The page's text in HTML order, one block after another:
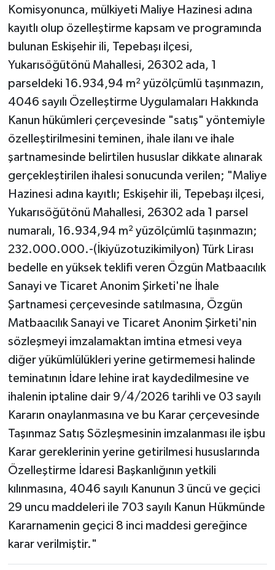
Komisyonunca, mülkiyeti Maliye Hazinesi adına
kayıtlı olup özelleştirme kapsam ve programında
bulunan Eskişehir ili, Tepebaşı ilçesi,
Yukarısöğütönü Mahallesi, 26302 ada, 1
parseldeki 16.934,94 m² yüzölçümlü taşınmazın,
4046 sayılı Özelleştirme Uygulamaları Hakkında
Kanun hükümleri çerçevesinde "satış" yöntemiyle
özelleştirilmesini teminen, ihale ilanı ve ihale
şartnamesinde belirtilen hususlar dikkate alınarak
gerçekleştirilen ihalesi sonucunda verilen; "Maliye
Hazinesi adına kayıtlı; Eskişehir ili, Tepebaşı ilçesi,
Yukarısöğütönü Mahallesi, 26302 ada 1 parsel
numaralı, 16.934,94 m² yüzölçümlü taşınmazın;
232.000.000.-(İkiyüzotuzikimilyon) Türk Lirası
bedelle en yüksek teklifi veren Özgün Matbaacılık
Sanayi ve Ticaret Anonim Şirketi'ne İhale
Şartnamesi çerçevesinde satılmasına, Özgün
Matbaacılık Sanayi ve Ticaret Anonim Şirketi'nin
sözleşmeyi imzalamaktan imtina etmesi veya
diğer yükümlülükleri yerine getirmemesi halinde
teminatının İdare lehine irat kaydedilmesine ve
ihalenin iptaline dair 9/4/2026 tarihli ve 03 sayılı
Kararın onaylanmasına ve bu Karar çerçevesinde
Taşınmaz Satış Sözleşmesinin imzalanması ile işbu
Karar gereklerinin yerine getirilmesi hususlarında
Özelleştirme İdaresi Başkanlığının yetkili
kılınmasına, 4046 sayılı Kanunun 3 üncü ve geçici
29 uncu maddeleri ile 703 sayılı Kanun Hükmünde
Kararnamenin geçici 8 inci maddesi gereğince
karar verilmiştir."